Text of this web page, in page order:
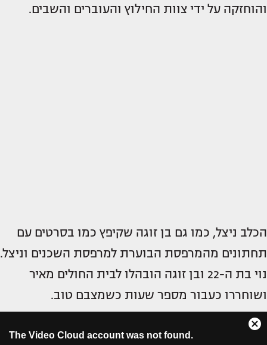
והוחזקה על ידי צוות החילוץ והעוברים והשבים.
הכלב ניצל, כמו גם בן זוגה שקיפץ כמו בסרטים עם
תחתונים מהמרפסת הבוערת למרפסת השכנים וניצל.
נוי בת ה-22 ובן זוגה הובהלו לבית החולים מאיר
ושוחררו כעבור מספר שעות כשמצבם טוב.